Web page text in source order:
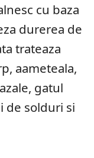
cu baza
durerea de
trateaza
aameteala,
gatul
de solduri si